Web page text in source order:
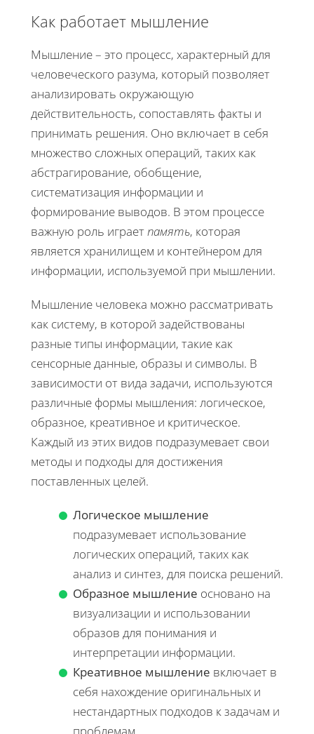
Как работает мышление
Мышление – это процесс, характерный для
человеческого разума, который позволяет
анализировать окружающую
действительность, сопоставлять факты и
принимать решения. Оно включает в себя
множество сложных операций, таких как
абстрагирование, обобщение,
систематизация информации и
формирование выводов. В этом процессе
важную роль играетпамять, которая
является хранилищем и контейнером для
информации, используемой при мышлении.
Мышление человека можно рассматривать
как систему, в которой задействованы
разные типы информации, такие как
сенсорные данные, образы и символы. В
зависимости от вида задачи, используются
различные формы мышления: логическое,
образное, креативное и критическое.
Каждый из этих видов подразумевает свои
методы и подходы для достижения
поставленных целей.
Логическое мышление
подразумевает использование
логических операций, таких как
анализ и синтез, для поиска решений.
Образное мышление основано на
визуализации и использовании
образов для понимания и
интерпретации информации.
Креативное мышление включает в
себя нахождение оригинальных и
нестандартных подходов к задачам и
проблемам.